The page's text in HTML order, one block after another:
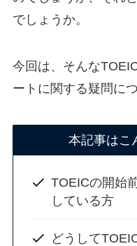
でしょうか。
今回は、そんな
ートに関する疑問に
本記事はこ
TOEICの開始
している方
どうして